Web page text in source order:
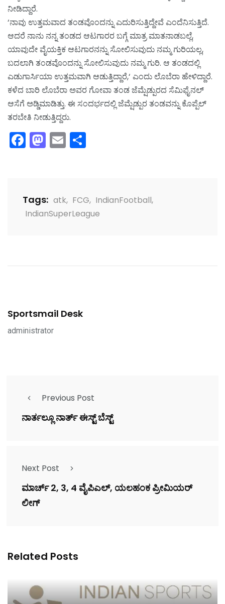
ನೀಡಿದ್ದಾರೆ.
‘ನಾವು ಉತ್ತಮವಾದ ತಂಡವೊಂದನ್ನು ಎದುರಿಸುತ್ತಿದ್ದೇವೆ ಎಂದೆನಿಸುತ್ತಿದೆ.
ಆದರೆ ನಾನು ನನ್ನ ತಂಡದ ಆಟಗಾರರ ಬಗ್ಗೆ ಮಾತ್ರ ಮಾತನಾಡಬಲ್ಲೆ,
ಯಾವುದೇ ವೈಯಕ್ತಿಕ ಆಟಗಾರನನ್ನು ಸೋಲಿಸುವುದು ನಮ್ಮ ಗುರಿಯಲ್ಲ,
ಬದಲಾಗಿ ತಂಡವೊಂದನ್ನು ಸೋಲಿಸುವುದು ನಮ್ಮ ಗುರಿ. ಆ ತಂಡದಲ್ಲಿ
ಎಡುಗಾರ್ಸಿಯಾ ಉತ್ತಮವಾಗಿ ಆಡುತ್ತಿದ್ದಾರೆ,‘ ಎಂದು ಲೊಬೆರಾ ಹೇಳಿದ್ದಾರೆ.
ಕಳೆದ ಬಾರಿ ಲೊಬೆರಾ ಅವರ ಗೋವಾ ತಂಡ ಜೆಮ್ಷೆಡ್ಪುರದ ಸೆಮಿಫೈನಲ್
ಆಸೆಗೆ ಅಡ್ಡಿಮಾಡಿತ್ತು. ಈ ಸಂದರ್ಭದಲ್ಲಿ ಜೆಮ್ಷೆಡ್ಪುರ ತಂಡವನ್ನು ಕೊಪ್ಪೆಲ್
ತರಬೇತಿ ನೀಡುತ್ತಿದ್ದರು.
Facebook
Mastodon
Email
Tags: atk, FCG, IndianFootball,
IndianSuperLeague
Sportsmail Desk
administrator
Previous Post
ನಾರ್ತಲ್ಲೂ ನಾರ್ತ್ ಈಸ್ಟ್ ಬೆಸ್ಟ್
Next Post
ಮಾರ್ಚ್ 2, 3, 4 ವೈಪಿಎಲ್, ಯಲಹಂಕ ಪ್ರೀಮಿಯರ್
ಲೀಗ್
Related Posts